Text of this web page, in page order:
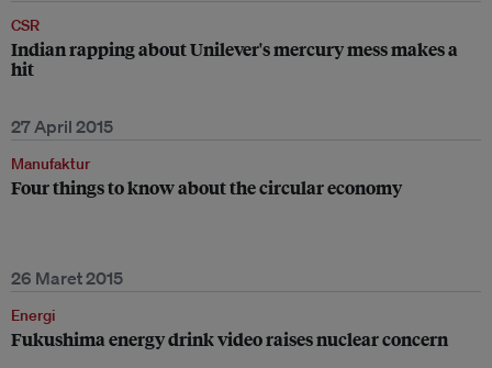
CSR
Indian rapping about Unilever's mercury mess makes a
hit
27 April 2015
Manufaktur
Four things to know about the circular economy
26 Maret 2015
Energi
Fukushima energy drink video raises nuclear concern